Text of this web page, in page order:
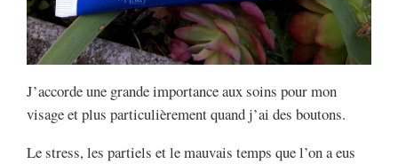
J’accorde une grande importance aux soins pour mon
visage et plus particulièrement quand j’ai des boutons.
Le stress, les partiels et le mauvais temps que l’on a eus